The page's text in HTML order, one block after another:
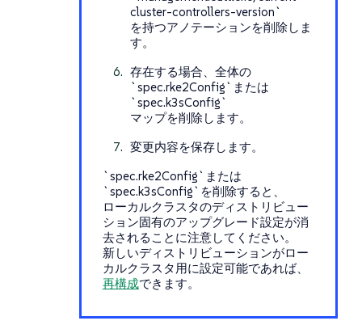
cluster-controllers-version`
を持つアノテーションを削除しま
す。
存在する場合、全体の
`spec.rke2Config`または
`spec.k3sConfig`
マップを削除します。
変更内容を保存します。
`spec.rke2Config`または
`spec.k3sConfig`を削除すると、
ローカルクラスタのディストリビュー
ション固有のアップグレード設定が消
去されることに注意してください。
新しいディストリビューションがロー
カルクラスタ用に設定可能であれば、
再構成できます。